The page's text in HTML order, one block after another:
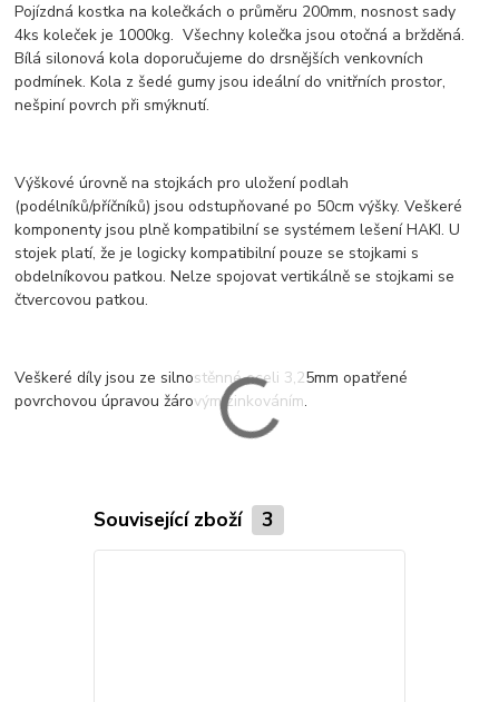
Pojízdná kostka na kolečkách o průměru 200mm, nosnost sady
4ks koleček je 1000kg. Všechny kolečka jsou otočná a bržděná.
Bílá silonová kola doporučujeme do drsnějších venkovních
podmínek. Kola z šedé gumy jsou ideální do vnitřních prostor,
nešpiní povrch při smýknutí.
Výškové úrovně na stojkách pro uložení podlah
(podélníků/příčníků) jsou odstupňované po 50cm výšky. Veškeré
komponenty jsou plně kompatibilní se systémem lešení HAKI. U
stojek platí, že je logicky kompatibilní pouze se stojkami s
obdelníkovou patkou. Nelze spojovat vertikálně se stojkami se
čtvercovou patkou.
Veškeré díly jsou ze silnostěnné oceli 3,25mm opatřené
povrchovou úpravou žárovým zinkováním.
Související zboží 3